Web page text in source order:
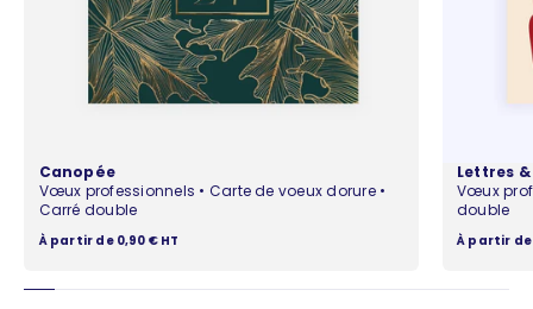
Canopée
Vœux professionnels • Carte de voeux dorure •
Carré double
Prix de vente
À partir de 0,90 € HT
Lettres
Vœux
double
Prix de
À partir de